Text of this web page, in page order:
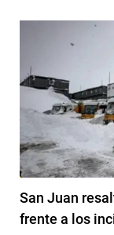
San Juan
frente a los